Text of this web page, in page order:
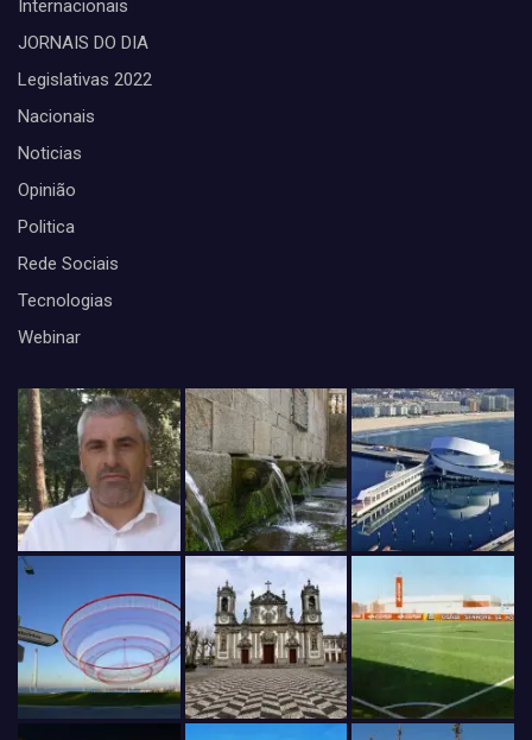
Internacionais
JORNAIS DO DIA
Legislativas 2022
Nacionais
Noticias
Opinião
Politica
Rede Sociais
Tecnologias
Webinar